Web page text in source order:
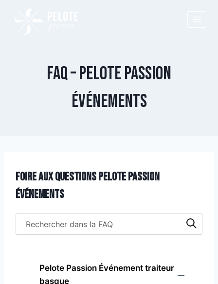
FAQ – PELOTE PASSION
ÉVÉNEMENTS
Foire aux questions Pelote passion
événements
Search through FAQ items. Results will update as
Pelote Passion Événement traiteur
basque